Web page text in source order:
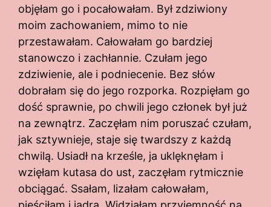
objęłam go i pocałowałam. Był zdziwiony
moim zachowaniem, mimo to nie
przestawałam. Całowałam go bardziej
stanowczo i zachłannie. Czułam jego
zdziwienie, ale i podniecenie. Bez słów
dobrałam się do jego rozporka. Rozpięłam go
dość sprawnie, po chwili jego członek był już
na zewnątrz. Zaczęłam nim poruszać czułam,
jak sztywnieje, staje się twardszy z każdą
chwilą. Usiadł na krześle, ja uklęknęłam i
wzięłam kutasa do ust, zaczęłam rytmicznie
obciągać. Ssałam, lizałam całowałam,